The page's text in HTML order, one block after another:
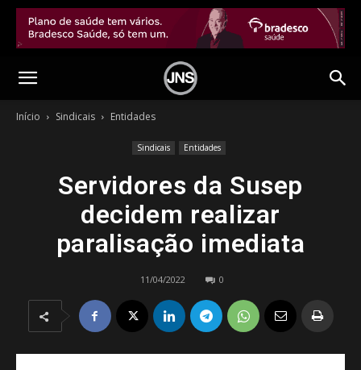
Início Sindicais Entidades
Sindicais Entidades
Servidores da Susep
decidem realizar
paralisação imediata
11/04/2022 0